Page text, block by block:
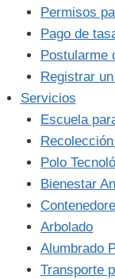
Permisos
Pago de
Postularme
Registrar
Servicios
Escuela
Polo
Bienestar
Arbolado
Alumbrado
Transporte